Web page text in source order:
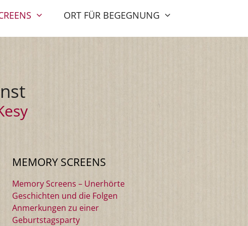
ORT FÜR BEGEGNUNG
MEMORY SCREENS
Memory Screens – Unerhörte
Geschichten und die Folgen
Anmerkungen zu einer
Geburtstagsparty